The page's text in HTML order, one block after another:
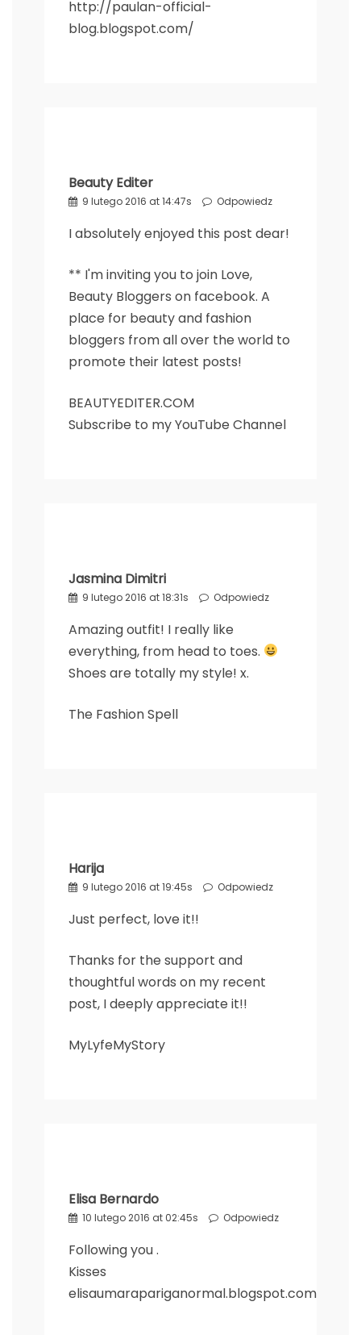
http://paulan-official-
blog.blogspot.com/
Beauty Editer
9 lutego 2016 at 14:47s Odpowiedz
I absolutely enjoyed this post dear!
** I'm inviting you to join Love,
Beauty Bloggers on facebook. A
place for beauty and fashion
bloggers from all over the world to
promote their latest posts!
BEAUTYEDITER.COM
Subscribe to my YouTube Channel
Jasmina Dimitri
9 lutego 2016 at 18:31s Odpowiedz
Amazing outfit! I really like
everything, from head to toes.
Shoes are totally my style! x.
The Fashion Spell
Harija
9 lutego 2016 at 19:45s Odpowiedz
Just perfect, love it!!
Thanks for the support and
thoughtful words on my recent
post, I deeply appreciate it!!
MyLyfeMyStory
Elisa Bernardo
10 lutego 2016 at 02:45s Odpowiedz
Following you .
Kisses
elisaumarapariganormal.blogspot.com